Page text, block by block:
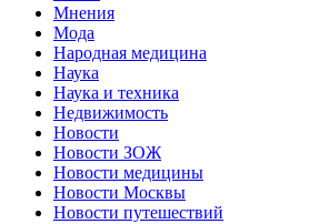
Мнения
Мода
Народная медицина
Наука
Наука и техника
Недвижимость
Новости
Новости ЗОЖ
Новости медицины
Новости Москвы
Новости путешествий